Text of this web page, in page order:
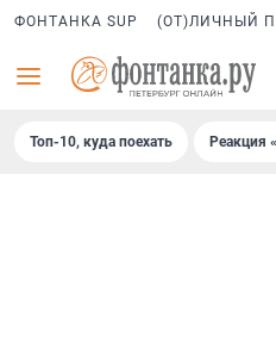
ФОНТАНКА SUP (ОТ)ЛИЧНЫЙ
Топ-10, куда поехать Реакция